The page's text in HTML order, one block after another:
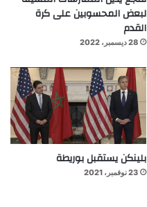
لبعض المحسوبين على كرة
القدم
28 ديسمبر، 2022
بلينكن يستقبل بوريطة
23 نوفمبر، 2021